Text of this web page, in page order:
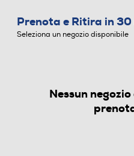
CASSE ACUSTICHE
Prenota e Ritira in
Seleziona un negozio disponibile
Nessun